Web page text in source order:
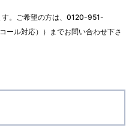
。ご希望の方は、 0120-951-
ール対応））までお問い合わせ下さ